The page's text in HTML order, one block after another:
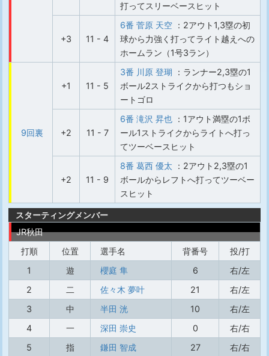
打ってスリーベースヒット
+3 11 - 4
6番 菅原 天空 ：2アウト1,3塁の初
球から力強く打ってライト越えへの
ホームラン（1号3ラン）
9回裏
+1 11 - 5
3番 川原 登瑚 ：ランナー2,3塁の1
ボール2ストライクから打つもショ
ートゴロ
+2 11 - 7
6番 滝沢 昇也 ：1アウト満塁の1ボ
ール1ストライクからライトへ打っ
てツーベースヒット
+2 11 - 9
8番 葛西 優太 ：2アウト2,3塁の1
ボールからレフトへ打ってツーベー
スヒット
スターティングメンバー
JR秋田
打順
位置 選手名 背番号
投/打
1
遊 櫻庭 隼 6
右/左
2
二 佐々木 夢叶 21
右/左
3
中 半田 洸 10
右/左
4
一 深田 崇史 0
右/右
5
指 鎌田 智成 27
右/右